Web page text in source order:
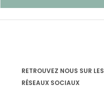
RETROUVEZ NOUS SUR LES
RÉSEAUX SOCIAUX